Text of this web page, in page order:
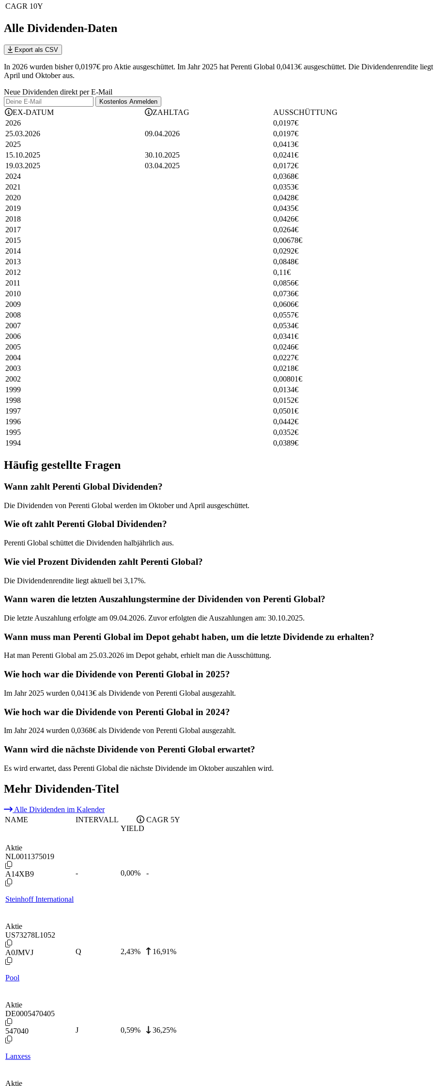
CAGR 10Y
Alle Dividenden-Daten
Export als CSV
In 2026 wurden bisher 0,0197€ pro Aktie ausgeschüttet. Im Jahr 2025 hat Perenti Global 0,0413€ ausgeschüttet. Die Dividendenrendite
April und Oktober aus.
Neue Dividenden direkt per E-Mail
Kostenlos Anmelden
EX-DATUM ZAHLTAG AUSSCHÜTTUNG
2026
0,0197€
25.03.2026
09.04.2026 0,0197€
2025
0,0413€
15.10.2025
30.10.2025 0,0241€
19.03.2025
03.04.2025 0,0172€
2024
0,0368€
2021
0,0353€
2020
0,0428€
2019
0,0435€
2018
0,0426€
2017
0,0264€
2015
0,00678€
2014
0,0292€
2013
0,0848€
2012
0,11€
2011
0,0856€
2010
0,0736€
2009
0,0606€
2008
0,0557€
2007
0,0534€
2006
0,0341€
2005
0,0246€
2004
0,0227€
2003
0,0218€
2002
0,00801€
1999
0,0134€
1998
0,0152€
1997
0,0501€
1996
0,0442€
1995
0,0352€
1994
0,0389€
Häufig gestellte Fragen
Wann zahlt Perenti Global Dividenden?
Die Dividenden von Perenti Global werden im Oktober und April ausgeschüttet.
Wie oft zahlt Perenti Global Dividenden?
Perenti Global schüttet die Dividenden halbjährlich aus.
Wie viel Prozent Dividenden zahlt Perenti Global?
Die Dividendenrendite liegt aktuell bei 3,17%.
Wann waren die letzten Auszahlungstermine der Dividenden von Perenti Global?
Die letzte Auszahlung erfolgte am 09.04.2026. Zuvor erfolgten die Auszahlungen am: 30.10.2025.
Wann muss man Perenti Global im Depot gehabt haben, um die letzte Dividende zu erhalten?
Hat man Perenti Global am 25.03.2026 im Depot gehabt, erhielt man die Ausschüttung.
Wie hoch war die Dividende von Perenti Global in 2025?
Im Jahr 2025 wurden 0,0413€ als Dividende von Perenti Global ausgezahlt.
Wie hoch war die Dividende von Perenti Global in 2024?
Im Jahr 2024 wurden 0,0368€ als Dividende von Perenti Global ausgezahlt.
Wann wird die nächste Dividende von Perenti Global erwartet?
Es wird erwartet, dass Perenti Global die nächste Dividende im Oktober auszahlen wird.
Mehr Dividenden-Titel
Alle Dividenden im Kalender
NAME
INTERVALL
YIELD
CAGR 5Y
Aktie
NL0011375019
A14XB9
Steinhoff International
- 0,00% -
Aktie
US73278L1052
A0JMVJ
Pool
Q 2,43% 16,91%
Aktie
DE0005470405
547040
Lanxess
J 0,59% 36,25%
Aktie